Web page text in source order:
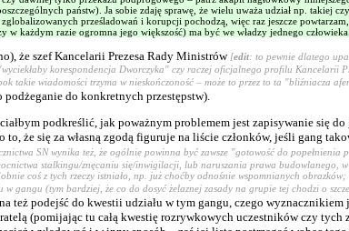
państw). Ja sobie zdaję sprawę, że wielu uważa udział np. takiej
prześladowań i korupcji pochodzą, więc raz jeszcze
każdym razie ogromna jego większość) ma być we władzy jednego człowieka.
że szef Kancelarii Prezesa Rady Ministrów [edit: to pewnie dlatego
korespondencja Dworczyka" czy raczej oficjalnego profilu
takie wiadomości trzyma w nieskończoność – może to przez to ta "bliźniacza
do konkretnych przestępstw).
podkreślić, jak poważnym problemem jest zapisywanie się
że się za własną zgodą figuruje na liście członków, jeśli gang
SN wynika też, że ogólnie powinna być zawsze "gotowość do
stalkingu/znęcaniu się/inwigilacji, lub naruszania prawa budowlanego,
coś z tych rzeczy istniało, np. już choćby odnośnie wspomnianych
gangu (tym bardziej, że co do dosyć żelaznej zasady na grupie tej chodzi o
też podejść do kwestii udziału w tym gangu, czego
(pomijając tu całą kwestię rozrywkowych uczestników czy